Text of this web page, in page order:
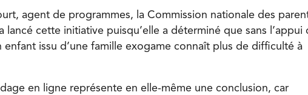
agent de programmes, la Commission nationale des
lancé cette initiative puisqu’elle a déterminé que sans l’appui
issu d’une famille exogame connaît plus de difficulté à
en ligne représente en elle-même une conclusion, car